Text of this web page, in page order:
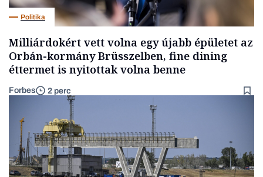
Politika
Milliárdokért vett volna egy újabb épületet az
Orbán-kormány Brüsszelben, fine dining
éttermet is nyitottak volna benne
Forbes 2 perc